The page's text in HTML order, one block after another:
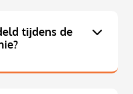
tijdens de